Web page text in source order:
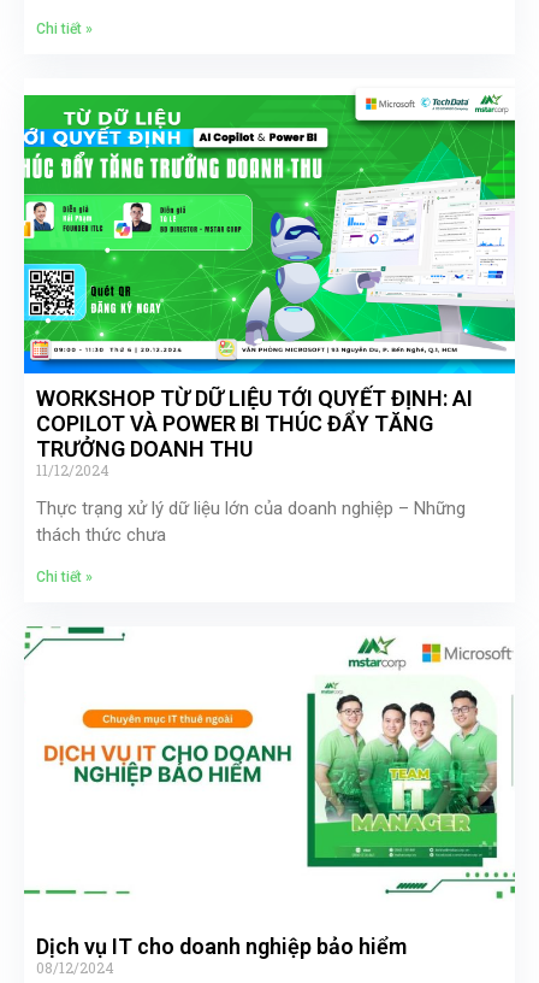
Chi tiết »
WORKSHOP TỪ DỮ LIỆU TỚI QUYẾT ĐỊNH: AI
COPILOT VÀ POWER BI THÚC ĐẨY TĂNG
TRƯỞNG DOANH THU
11/12/2024
Thực trạng xử lý dữ liệu lớn của doanh nghiệp – Những
thách thức chưa
Chi tiết »
Dịch vụ IT cho doanh nghiệp bảo hiểm
08/12/2024